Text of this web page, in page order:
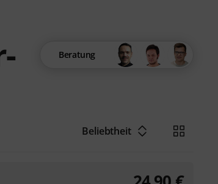
Beratung
Beliebtheit